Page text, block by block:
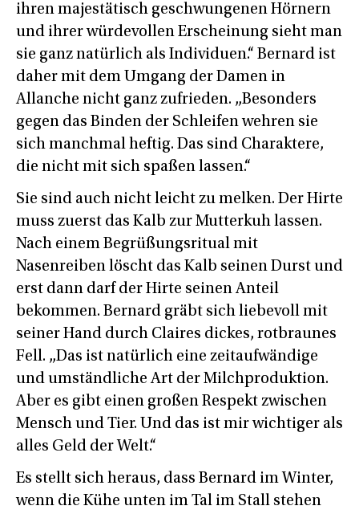
ihren majestätisch geschwungenen Hörnern
und ihrer würdevollen Erscheinung sieht man
sie ganz natürlich als Individuen.“ Bernard ist
daher mit dem Umgang der Damen in
Allanche nicht ganz zufrieden. „Besonders
gegen das Binden der Schleifen wehren sie
sich manchmal heftig. Das sind Charaktere,
die nicht mit sich spaßen lassen.“
Sie sind auch nicht leicht zu melken. Der Hirte
muss zuerst das Kalb zur Mutterkuh lassen.
Nach einem Begrüßungsritual mit
Nasenreiben löscht das Kalb seinen Durst und
erst dann darf der Hirte seinen Anteil
bekommen. Bernard gräbt sich liebevoll mit
seiner Hand durch Claires dickes, rotbraunes
Fell. „Das ist natürlich eine zeitaufwändige
und umständliche Art der Milchproduktion.
Aber es gibt einen großen Respekt zwischen
Mensch und Tier. Und das ist mir wichtiger als
alles Geld der Welt.“
Es stellt sich heraus, dass Bernard im Winter,
wenn die Kühe unten im Tal im Stall stehen